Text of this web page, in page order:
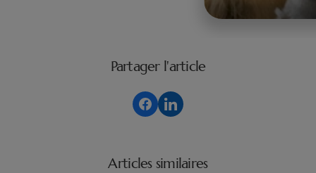
Partager l'article
Articles similaires